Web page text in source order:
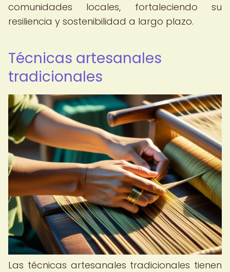
comunidades locales, fortaleciendo su
resiliencia y sostenibilidad a largo plazo.
Técnicas artesanales
tradicionales
Las técnicas artesanales tradicionales tienen